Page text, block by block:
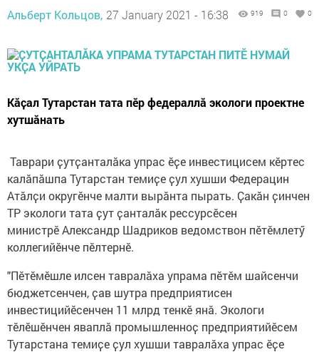
Альберт Кольцов, 27 January 2021 - 16:38 919 0 0
Кӑҫал Тутарстан тата пӗр федераллӑ экологи проектне
хутшӑнать
Таврари ҫутҫанталӑка упрас ӗҫе инвестицисем кӗртес
калӑпӑшпа Тутарстан темиҫе ҫул хушши Федерацин
Атӑлҫи округӗнче малти вырӑнта пырать. Ҫакӑн ҫинчен
ТР экологи тата ҫут ҫанталӑк рессурсӗсен
министрӗ Александр Шадриков ведомствон пӗтӗмлетӳ
коллегийӗнче пӗлтернӗ.
"Пӗтӗмӗшле илсен тавралӑха упрама пӗтӗм шайсенчи
бюджетсенчен, ҫав шутра предприятисен
инвестицийӗсенчен 11 млрд тенкӗ янӑ. Экологи
тӗлӗшӗнчен яваплӑ промышленноҫ предприятийӗсем
Тутарстана темиҫе ҫул хушши тавралӑха упрас ӗҫе